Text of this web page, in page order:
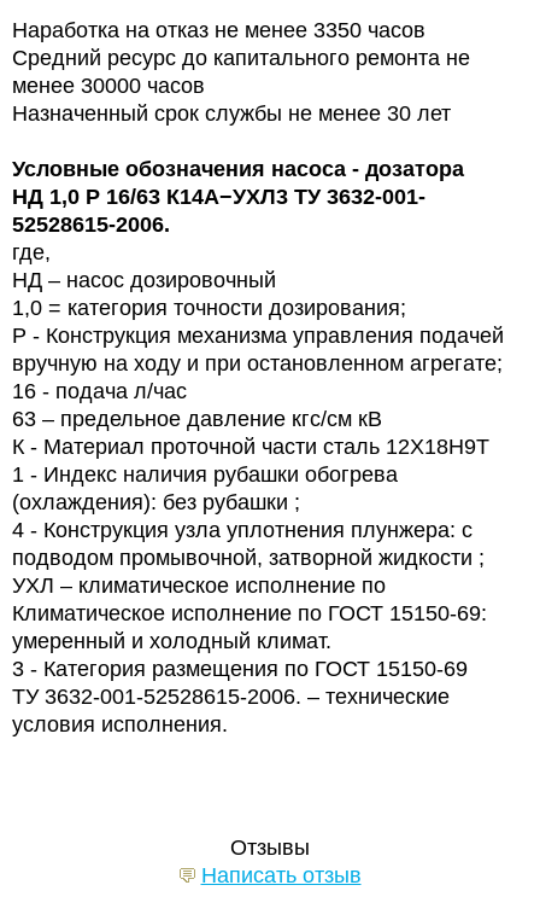
Наработка на отказ не менее 3350 часов
Средний ресурс до капитального ремонта не
менее 30000 часов
Назначенный срок службы не менее 30 лет
Условные обозначения насоса - дозатора
НД 1,0 Р 16/63 К14А−УХЛ3 ТУ 3632-001-
52528615-2006.
где,
НД – насос дозировочный
1,0 = категория точности дозирования;
Р - Конструкция механизма управления подачей
вручную на ходу и при остановленном агрегате;
16 - подача л/час
63 – предельное давление кгс/см кВ
К - Материал проточной части сталь 12Х18Н9Т
1 - Индекс наличия рубашки обогрева
(охлаждения): без рубашки ;
4 - Конструкция узла уплотнения плунжера: с
подводом промывочной, затворной жидкости ;
УХЛ – климатическое исполнение по
Климатическое исполнение по ГОСТ 15150-69:
умеренный и холодный климат.
3 - Категория размещения по ГОСТ 15150-69
ТУ 3632-001-52528615-2006. – технические
условия исполнения.
Отзывы
Написать отзыв